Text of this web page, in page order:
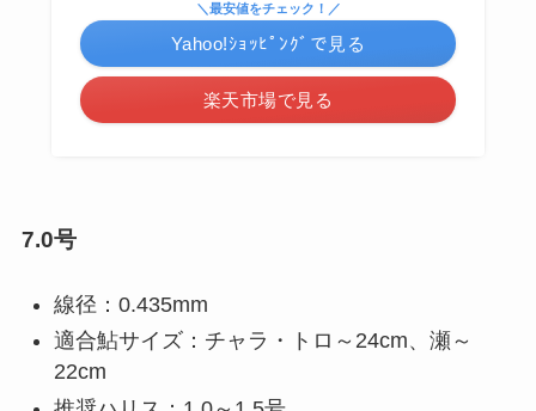
楽天市場で見る
＼最安値をチェック！／
Yahoo!ｼｮｯﾋﾟﾝｸﾞで見る
7.0号
線径：0.435mm
適合鮎サイズ：チャラ・トロ～24cm、瀬～
22cm